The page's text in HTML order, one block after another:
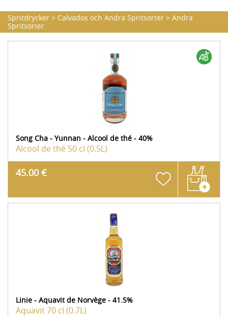
Spritdrycker > Calvados och Andra Spritsorter > Andra
Spritsorter
Song Cha - Yunnan - Alcool de thé - 40%
Alcool de thé 50 cl (0.5L)
45.00 €
Linie - Aquavit de Norvège - 41.5%
Aquavit70 cl (0.7L)